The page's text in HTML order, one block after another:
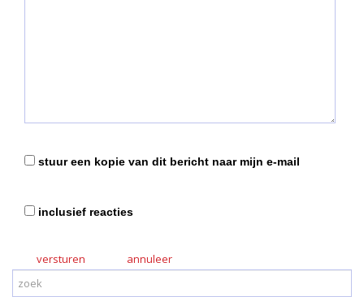
stuur een kopie van dit bericht naar mijn e-mail
inclusief reacties
versturen